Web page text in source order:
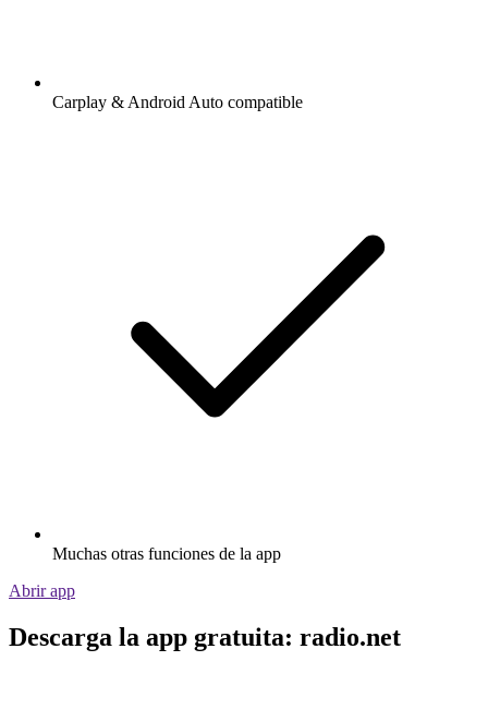
Carplay & Android Auto compatible
Muchas otras funciones de la app
Abrir app
Descarga la app gratuita: radio.net